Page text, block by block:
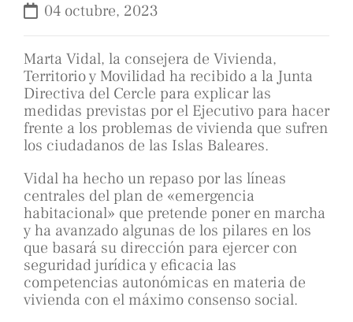
04 octubre, 2023
Marta Vidal, la consejera de Vivienda,
Territorio y Movilidad ha recibido a la Junta
Directiva del Cercle para explicar las
medidas previstas por el Ejecutivo para hacer
frente a los problemas de vivienda que sufren
los ciudadanos de las Islas Baleares.
Vidal ha hecho un repaso por las líneas
centrales del plan de «emergencia
habitacional» que pretende poner en marcha
y ha avanzado algunas de los pilares en los
que basará su dirección para ejercer con
seguridad jurídica y eficacia las
competencias autonómicas en materia de
vivienda con el máximo consenso social.